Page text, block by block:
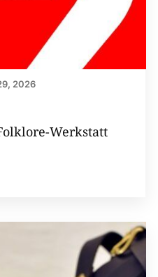
2026
Werkstatt